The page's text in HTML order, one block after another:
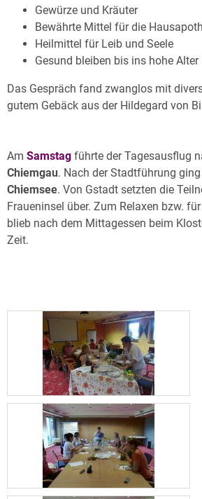
Gewürze und Kräuter
Bewährte Mittel für die
Heilmittel für Leib und Seele
Gesund bleiben bis ins hohe Alter
Das Gespräch fand zwanglos mit
gutem Gebäck aus der Hildegard von
Am Samstag führte der Tagesausflug
Chiemgau. Nach der Stadtführung
Chiemsee. Von Gstadt setzten die
Fraueninsel über. Zum Relaxen bzw.
blieb nach dem Mittagessen beim
Zeit.